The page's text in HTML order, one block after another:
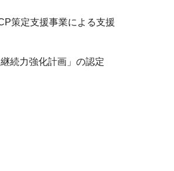
策定支援事業による支援
続力強化計画」の認定